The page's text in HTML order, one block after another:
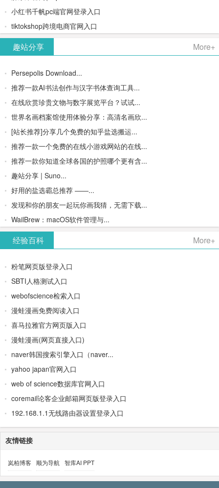
小红书千帆pc端官网登录入口
tiktokshop跨境电商官网入口
趣站分享 More+
Persepolis Download...
推荐一款AI书法创作与汉字书体查询工具...
在线欣赏珍贵文物与数字展览平台？试试...
世界名画档案馆使用体验分享：高清名画欣...
[站长推荐]分享几个免费的知乎盐选搬运...
推荐一款一个免费的在线小游戏网站的在线...
推荐一款你知道全球各国的护照哪个更有含...
趣站分享 | Suno...
好用的盐选霸总推荐 ——...
发现和你的朋友一起玩你画我猜，无需下载...
WailBrew：macOS软件管理与...
经验百科 More+
粉笔网页版登录入口
SBTI人格测试入口
webofscience检索入口
漫蛙漫画免费阅读入口
喜马拉雅官方网页版入口
漫蛙漫画(网页直接入口)
naver韩国搜索引擎入口（naver...
yahoo japan官网入口
web of science数据库官网入口
coremail论客企业邮箱网页版登录入口
192.168.1.1无线路由器设置登录入口
友情链接
岚柏博客 顺为导航 智库AI PPT